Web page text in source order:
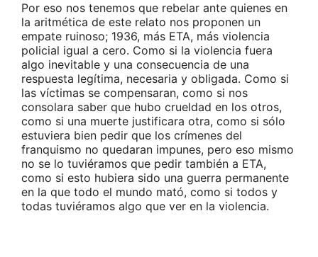
Por eso nos tenemos que rebelar ante quienes en
la aritmética de este relato nos proponen un
empate ruinoso; 1936, más ETA, más violencia
policial igual a cero. Como si la violencia fuera
algo inevitable y una consecuencia de una
respuesta legítima, necesaria y obligada. Como si
las víctimas se compensaran, como si nos
consolara saber que hubo crueldad en los otros,
como si una muerte justificara otra, como si sólo
estuviera bien pedir que los crímenes del
franquismo no quedaran impunes, pero eso mismo
no se lo tuviéramos que pedir también a ETA,
como si esto hubiera sido una guerra permanente
en la que todo el mundo mató, como si todos y
todas tuviéramos algo que ver en la violencia.